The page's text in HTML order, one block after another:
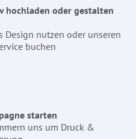
hochladen oder gestalten
Design nutzen oder unseren
buchen
starten
uns um Druck &